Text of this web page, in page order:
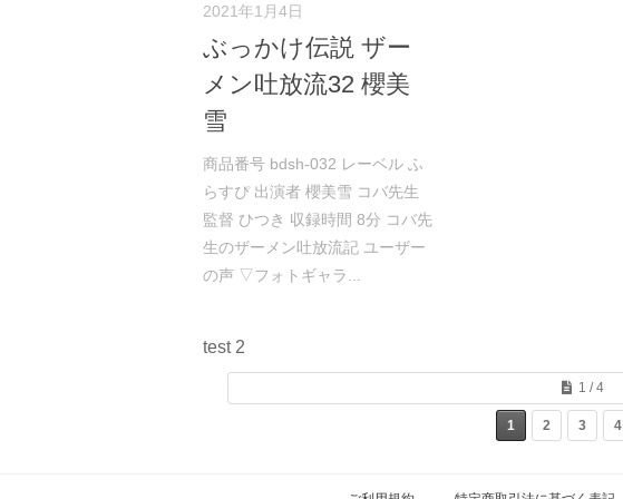
2021年1月4日
ぶっかけ伝説 ザー
メン吐放流32 櫻美
雪
商品番号 bdsh-032 レーベル ふ
らすぴ 出演者 櫻美雪 コバ先生
監督 ひつき 収録時間 8分 コバ先
生のザーメン吐放流記 ユーザー
の声 ▽フォトギャラ...
test 2
1 / 4
1 2 3 4